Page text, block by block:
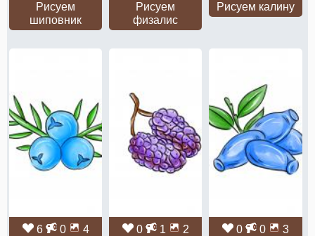
Рисуем
шиповник
Рисуем
физалис
Рисуем калину
6 0
4
0 1
2
0 0
3